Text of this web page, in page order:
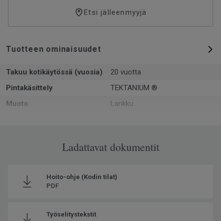
Etsi jälleenmyyjä
Tuotteen ominaisuudet
Takuu kotikäytössä (vuosia)
20 vuotta
Pintakäsittely
TEKTANIUM ®
Muoto
Lankku
15
osuus
Ladattavat dokumentit
Hoito-ohje (Kodin tilat)
PDF
Työselitystekstit